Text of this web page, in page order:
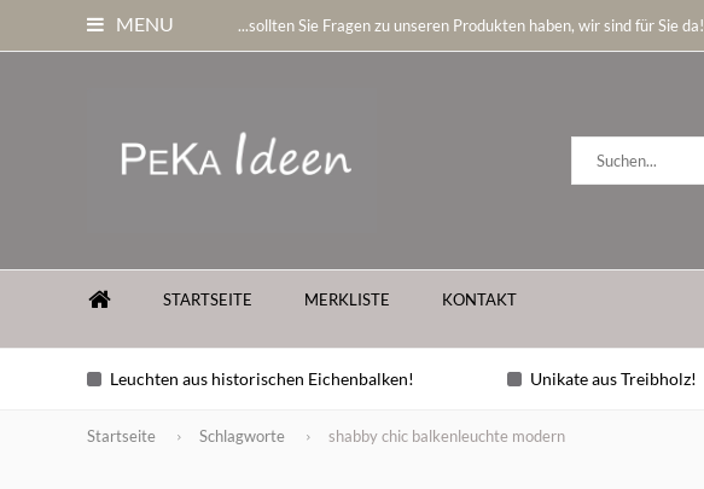
MENU ...sollten Sie Fragen zu unseren Produkten haben, wir sind für Sie da!
STARTSEITE MERKLISTE KONTAKT
Leuchten aus historischen Eichenbalken! Unikate aus Treibholz!
Startseite Schlagworte shabby chic balkenleuchte modern